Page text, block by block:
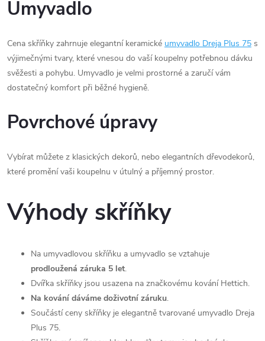
Umyvadlo
Cena skříňky zahrnuje elegantní keramické umyvadlo Dreja Plus 75 s
výjimečnými tvary, které vnesou do vaší koupelny potřebnou dávku
svěžesti a pohybu. Umyvadlo je velmi prostorné a zaručí vám
dostatečný komfort při běžné hygieně.
Povrchové úpravy
Vybírat můžete z klasických dekorů, nebo elegantních dřevodekorů,
které promění vaši koupelnu v útulný a příjemný prostor.
Výhody skříňky
Na umyvadlovou skříňku a umyvadlo se vztahuje
prodloužená záruka 5 let.
Dvířka skříňky jsou usazena na značkovému kování Hettich.
Na kování dáváme doživotní záruku.
Součástí ceny skříňky je elegantně tvarované umyvadlo Dreja
Plus 75.